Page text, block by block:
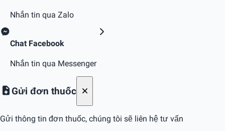
Nhắn tin qua Zalo
Chat Facebook
Nhắn tin qua Messenger
Gửi đơn thuốc
Gửi thông tin đơn thuốc, chúng tôi sẽ liên hệ tư vấn